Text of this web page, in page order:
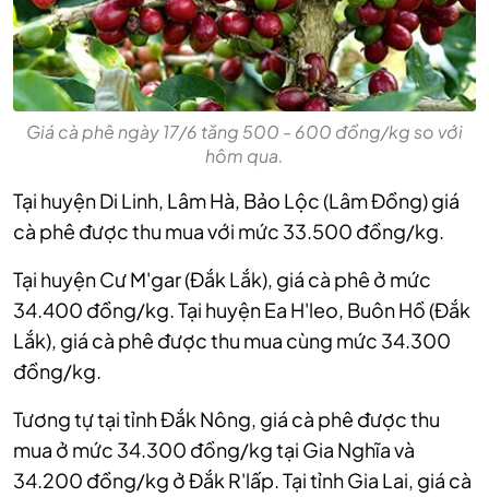
Giá cà phê ngày 17/6 tăng 500 - 600 đồng/kg so với
hôm qua.
Tại huyện Di Linh, Lâm Hà, Bảo Lộc (Lâm Đồng) giá
cà phê được thu mua với mức 33.500 đồng/kg.
Tại huyện Cư M'gar (Đắk Lắk), giá cà phê ở mức
34.400 đồng/kg. Tại huyện Ea H'leo, Buôn Hồ (Đắk
Lắk), giá cà phê được thu mua cùng mức 34.300
đồng/kg.
Tương tự tại tỉnh Đắk Nông, giá cà phê được thu
mua ở mức 34.300 đồng/kg tại Gia Nghĩa và
34.200 đồng/kg ở Đắk R'lấp. Tại tỉnh Gia Lai, giá cà